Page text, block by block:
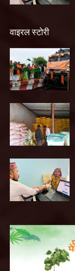
वाइरल स्टोरी